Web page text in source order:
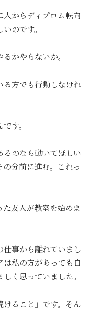
からディプロム転向
のです。
かやらないか。
る方でも行動しなけれ
す。
るのなら動いてほしい
分前に進む。これっ
友人が教室を始めま
仕事から離れていまし
私の方があっても自
く思っていました。
ること」です。そん